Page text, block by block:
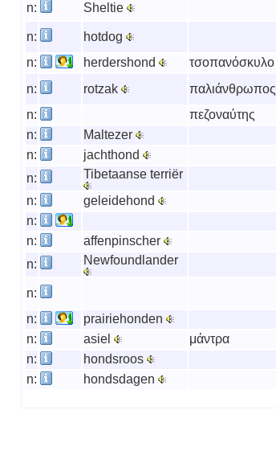
n:
Sheltie
n: hotdog
n:
herdershond τσοπανόσκυλο
n:
rotzak παλιάνθρωπος
n:
πεζοναύτης
n:
Maltezer
n:
jachthond
n:
Tibetaanse terriër
n:
geleidehond
n:
n:
affenpinscher
n:
Newfoundlander
n:
n:
prairiehonden
n:
asiel μάντρα
n:
hondsroos
n:
hondsdagen